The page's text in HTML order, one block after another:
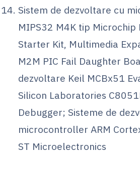
Sistem de dezvoltare cu
MIPS32 M4K tip Microchip
Starter Kit, Multimedia
M2M PIC Fail Daughter
dezvoltare Keil MCBx51
Silicon Laboratories
Debugger; Sisteme de
microcontroller ARM
ST Microelectronics